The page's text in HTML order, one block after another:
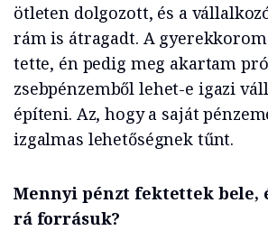
ötleten dolgozott, és a
rám is átragadt. A
tette, én pedig meg akartam
zsebpénzemből lehet-e igazi
építeni. Az, hogy a saját
izgalmas lehetőségnek tűnt.
Mennyi pénzt fektettek bele,
rá forrásuk?